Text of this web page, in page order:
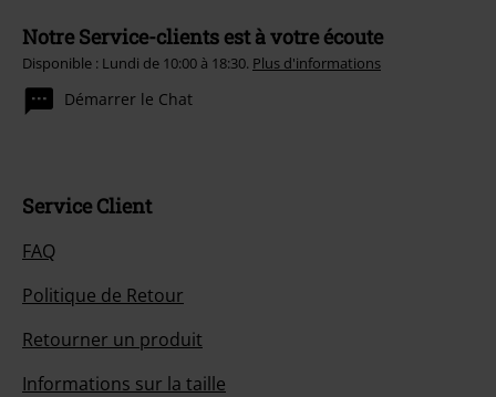
Notre Service-clients est à votre écoute
Disponible : Lundi de 10:00 à 18:30. Plus d'informations
Démarrer le Chat
Service Client
FAQ
Politique de Retour
Retourner un produit
Informations sur la taille